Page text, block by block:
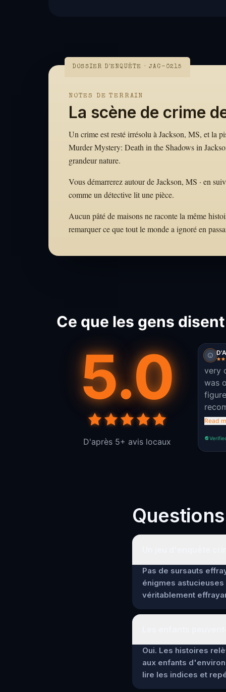
DOSSIER D'ENQUÊTE · JAC-0215
NOTES DE TERRAIN
La scène de crime
Un crime est resté irrésolu à Jackson, MS, et la
Murder Mystery: Death in the Shadows in
grandeur nature.
Vous démarrerez autour de Jackson, MS · en
comme un détective lit une pièce.
Aucun pâté de maisons ne raconte la même
remarquer ce que tout le monde a ignoré en
Ce que les gens
5.0
D'après 5+ avis locaux
very
was
Read
Pas de sursauts
énigmes
véritablement
Oui. Les histoires
aux enfants
lire les indices et